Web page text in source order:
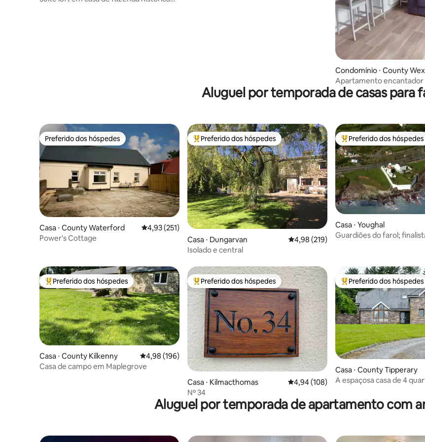
Condomínio ⋅ County
rd
Apartamento encantador
campo
Aluguel por temporada de casas para
Preferido dos hóspedes
Preferido dos hóspedes
Casa ⋅ County Waterford 4,93 de uma avaliação média de 5, 251 avaliações
4,93 (251)
Power's Cottage
Entre os melhores preferidos dos hóspedes
Preferido dos hóspedes
Casa ⋅ Dungarvan 4,98 de uma avaliação média de 5, 219
4,98 (219)
Isolado e central
Entre os melhores
Preferido dos hóspedes
Casa ⋅ Youghal
Guardiões do farol;
Entre os melhores preferidos dos hóspedes
Preferido dos hóspedes
Casa ⋅ County Kilkenny 4,98 de uma avaliação média de 5, 196 avaliações
4,98 (196)
Casa de campo em Maplegrove
Entre os melhores preferidos dos hóspedes
Preferido dos hóspedes
Casa ⋅ Kilmacthomas 4,94 de uma avaliação média de 5, 108
4,94 (108)
Nº 34
Entre os melhores
Preferido dos hóspedes
Casa ⋅ County Tipperary
A espaçosa casa de 4
Aluguel por temporada de apartamento com